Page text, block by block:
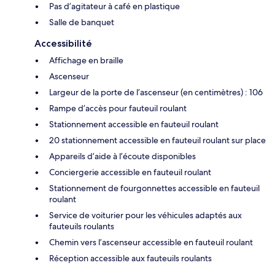
Pas d’agitateur à café en plastique
Salle de banquet
Accessibilité
Affichage en braille
Ascenseur
Largeur de la porte de l’ascenseur (en centimètres) : 106
Rampe d’accès pour fauteuil roulant
Stationnement accessible en fauteuil roulant
20 stationnement accessible en fauteuil roulant sur place
Appareils d’aide à l’écoute disponibles
Conciergerie accessible en fauteuil roulant
Stationnement de fourgonnettes accessible en fauteuil
roulant
Service de voiturier pour les véhicules adaptés aux
fauteuils roulants
Chemin vers l’ascenseur accessible en fauteuil roulant
Réception accessible aux fauteuils roulants